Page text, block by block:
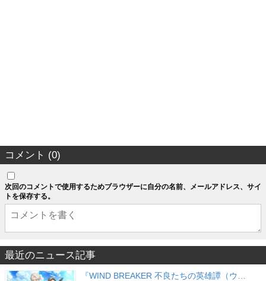
コメント (0)
次回のコメントで使用するためブラウザーに自分の名前、メールアドレス、サイ
トを保存する。
最近のニュース記事
『WIND BREAKER 不良たちの英雄譚（ウ…